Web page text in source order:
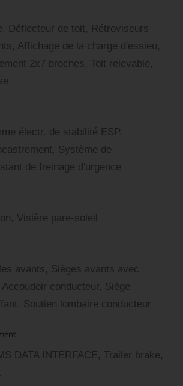
Déflecteur de toit, Rétroviseurs
Affichage de la charge d'essieu,
2x7 broches, Toit relevable,
électr. de stabilité ESP,
Système de
de freinage d'urgence
Visière pare-soleil
avants, Sièges avants avec
conducteur, Siège
Soutien lombaire conducteur
DATA INTERFACE, Trailer brake,